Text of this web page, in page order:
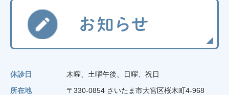
休診日
木曜、土曜午後、日曜、祝日
所在地
〒330-0854 さいたま市大宮区桜木町4-968